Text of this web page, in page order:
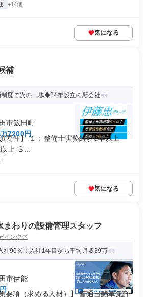
+14個
気になる
補
度で次の一歩◆24年設立の新会社
市飯田町
7200円
要件】 １：整備士実務経験5年以上
上 ３...
気になる
まわりの設備管理スタッフ
ィングス
社90％！入社1年目から平均月収39万
市伊能
要項（求める人材）】 普通自動車免許